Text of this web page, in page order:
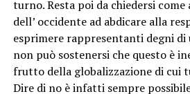
turno. Resta poi da chiedersi
dell’ occidente ad abdicare alla
esprimere rappresentanti degni di
non può sostenersi che questo è
frutto della globalizzazione di cui
Dire di no è infatti sempre